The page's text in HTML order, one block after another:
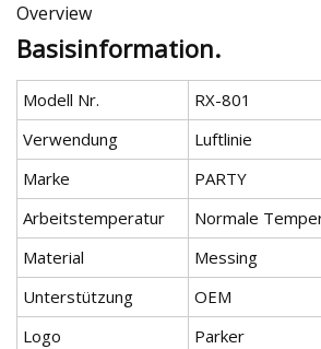
Overview
Basisinformation.
Modell Nr.
RX-801
Verwendung
Luftlinie
Marke
PARTY
Arbeitstemperatur
Normale
Material
Messing
Unterstützung
OEM
Logo
Parker